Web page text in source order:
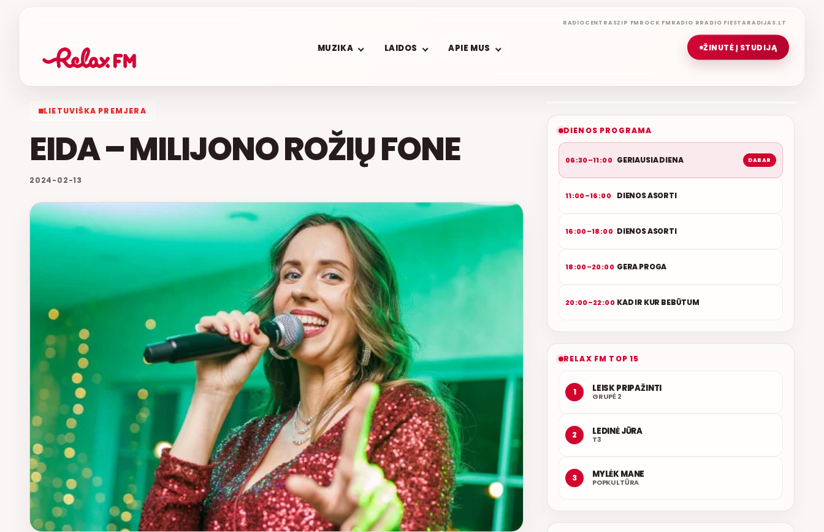
RADIOCENTRASZIP FM ROCK FM RADIO RRADIO FIESTARADIJAS.LT
ŽINUTĖ Į STUDIJĄ
MUZIKA LAIDOS APIE MUS
LIETUVIŠKA PREMJERA
EIDA – MILIJONO ROŽIŲ FONE
2024-02-13
ETERYJE
GERIAUSIA DIENA
DIENOS PROGRAMA
06:30–11:00 GERIAUSIA DIENA DABAR
11:00–16:00 DIENOS ASORTI
16:00–18:00 DIENOS ASORTI
18:00–20:00 GERA PROGA
20:00–22:00 KAD IR KUR BEBŪTUM
RELAX FM TOP 15
1 LEISK PRIPAŽINTI
GRUPĖ 2
2 LEDINĖ JŪRA
T3
3 MYLĖK MANE
POPKULTŪRA